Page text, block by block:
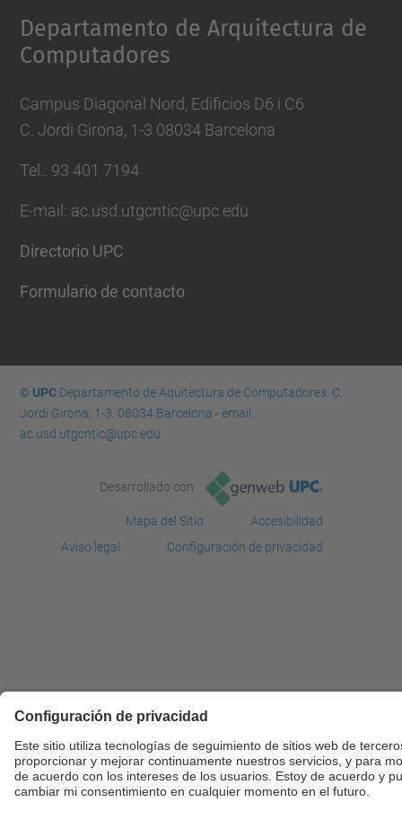
Departamento de Arquitectura de
Computadores
Campus Diagonal Nord, Edificios D6 i C6
C. Jordi Girona, 1-3 08034 Barcelona
Tel.: 93 401 7194
E-mail: ac.usd.utgcntic@upc.edu
Directorio UPC
Formulario de contacto
© UPCDepartamento de Aquitectura de Computadores. C.
Jordi Girona, 1-3. 08034 Barcelona - email:
ac.usd.utgcntic@upc.edu
Desarrollado con
Mapa del Sitio
Accesibilidad
Aviso legal
Configuración de privacidad